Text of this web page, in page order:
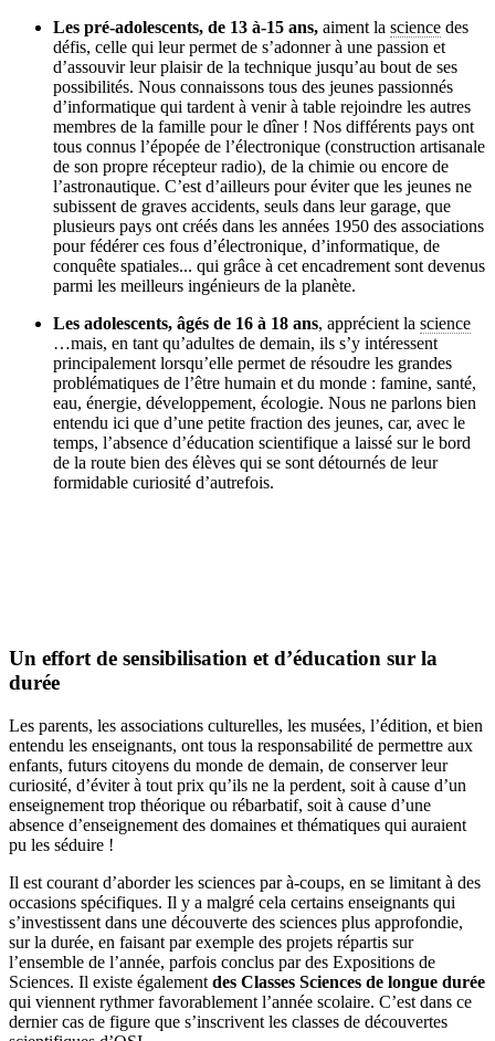
Les pré-adolescents, de 13 à-15 ans, aiment la science des
défis, celle qui leur permet de s’adonner à une passion et
d’assouvir leur plaisir de la technique jusqu’au bout de ses
possibilités. Nous connaissons tous des jeunes passionnés
d’informatique qui tardent à venir à table rejoindre les autres
membres de la famille pour le dîner ! Nos différents pays ont
tous connus l’épopée de l’électronique (construction artisanale
de son propre récepteur radio), de la chimie ou encore de
l’astronautique. C’est d’ailleurs pour éviter que les jeunes ne
subissent de graves accidents, seuls dans leur garage, que
plusieurs pays ont créés dans les années 1950 des associations
pour fédérer ces fous d’électronique, d’informatique, de
conquête spatiales... qui grâce à cet encadrement sont devenus
parmi les meilleurs ingénieurs de la planète.
Les adolescents, âgés de 16 à 18 ans, apprécient la science
…mais, en tant qu’adultes de demain, ils s’y intéressent
principalement lorsqu’elle permet de résoudre les grandes
problématiques de l’être humain et du monde : famine, santé,
eau, énergie, développement, écologie. Nous ne parlons bien
entendu ici que d’une petite fraction des jeunes, car, avec le
temps, l’absence d’éducation scientifique a laissé sur le bord
de la route bien des élèves qui se sont détournés de leur
formidable curiosité d’autrefois.
Un effort de sensibilisation et d’éducation sur la
durée
Les parents, les associations culturelles, les musées, l’édition, et bien
entendu les enseignants, ont tous la responsabilité de permettre aux
enfants, futurs citoyens du monde de demain, de conserver leur
curiosité, d’éviter à tout prix qu’ils ne la perdent, soit à cause d’un
enseignement trop théorique ou rébarbatif, soit à cause d’une
absence d’enseignement des domaines et thématiques qui auraient
pu les séduire !
Il est courant d’aborder les sciences par à-coups, en se limitant à des
occasions spécifiques. Il y a malgré cela certains enseignants qui
s’investissent dans une découverte des sciences plus approfondie,
sur la durée, en faisant par exemple des projets répartis sur
l’ensemble de l’année, parfois conclus par des Expositions de
Sciences. Il existe également des Classes Sciences de longue durée
qui viennent rythmer favorablement l’année scolaire. C’est dans ce
dernier cas de figure que s’inscrivent les classes de découvertes